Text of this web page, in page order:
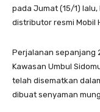
pada Jumat (15/1)
distributor resmi Mobil
Perjalanan sepanjang
Kawasan Umbul
telah disematkan
dibuat senyaman